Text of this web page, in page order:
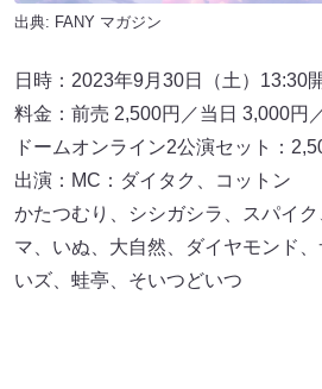
出典: FANY マガジン
日時：2023年9月30日（土）13:30
料金：前売 2,500円／当日 3,000円
ドームオンライン2公演セット：
出演：MC：ダイタク、コットン
かたつむり、シシガシラ、スパイ
マ、いぬ、大自然、ダイヤモンド
いズ、蛙亭、そいつどいつ